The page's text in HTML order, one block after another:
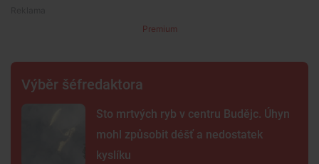
Premium
Výběr šéfredaktora
Sto mrtvých ryb v centru Budějc. Úhyn
mohl způsobit déšť a nedostatek
kyslíku